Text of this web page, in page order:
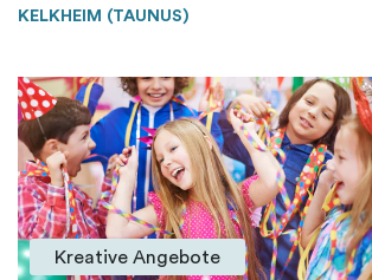
KELKHEIM (TAUNUS)
Kreative Angebote